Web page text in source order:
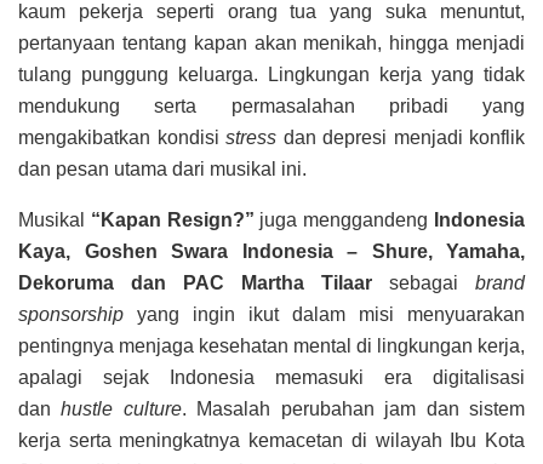
kaum pekerja seperti orang tua yang suka menuntut,
pertanyaan tentang kapan akan menikah, hingga menjadi
tulang punggung keluarga. Lingkungan kerja yang tidak
mendukung serta permasalahan pribadi yang
mengakibatkan kondisi stress dan depresi menjadi konflik
dan pesan utama dari musikal ini.
Musikal “Kapan Resign?” juga menggandeng
Indonesia
Kaya, Goshen Swara Indonesia – Shure, Yamaha,
Dekoruma dan PAC Martha Tilaar sebagai brand
sponsorship yang ingin ikut dalam misi menyuarakan
pentingnya menjaga kesehatan mental di lingkungan kerja,
apalagi sejak Indonesia memasuki era digitalisasi
danhustle culture. Masalah perubahan jam dan sistem
kerja serta meningkatnya kemacetan di wilayah Ibu Kota